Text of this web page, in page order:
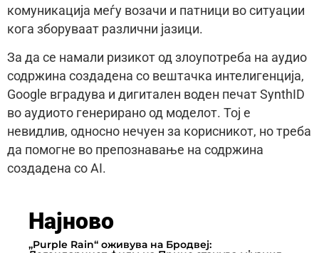
комуникација меѓу возачи и патници во ситуации
кога зборуваат различни јазици.
За да се намали ризикот од злоупотреба на аудио
содржина создадена со вештачка интелигенција,
Google вградува и дигитален воден печат SynthID
во аудиото генерирано од моделот. Тој е
невидлив, односно нечуен за корисникот, но треба
да помогне во препознавање на содржина
создадена со AI.
Најново
„Purple Rain“ оживува на Бродвеј: